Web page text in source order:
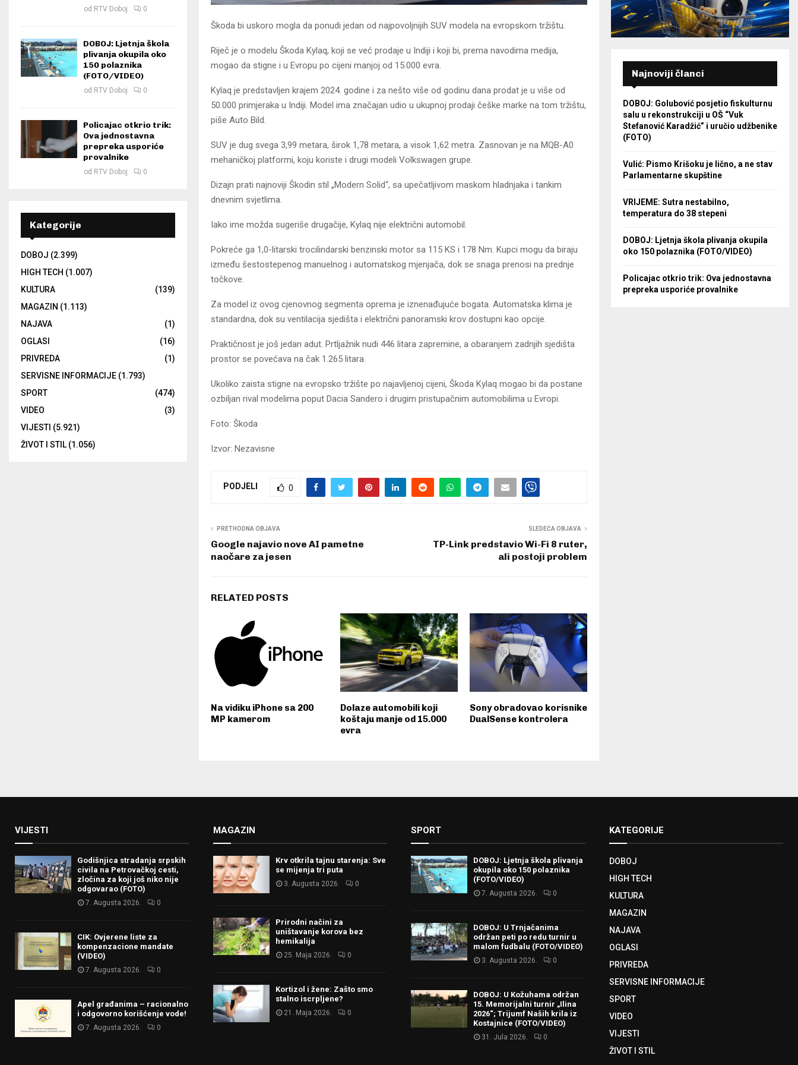
Škoda bi uskoro mogla da ponudi jedan od najpovoljnijih SUV modela na evropskom tržištu.
Riječ je o modelu Škoda Kylaq, koji se već prodaje u Indiji i koji bi, prema navodima medija,
mogao da stigne i u Evropu po cijeni manjoj od 15.000 evra.
Kylaq je predstavljen krajem 2024. godine i za nešto više od godinu dana prodat je u više od
50.000 primjeraka u Indiji. Model ima značajan udio u ukupnoj prodaji češke marke na tom tržištu,
piše Auto Bild.
SUV je dug svega 3,99 metara, širok 1,78 metara, a visok 1,62 metra. Zasnovan je na MQB-A0
mehaničkoj platformi, koju koriste i drugi modeli Volkswagen grupe.
Dizajn prati najnoviji Škodin stil „Modern Solid“, sa upečatljivom maskom hladnjaka i tankim
dnevnim svjetlima.
Iako ime možda sugeriše drugačije, Kylaq nije električni automobil.
Pokreće ga 1,0-litarski trocilindarski benzinski motor sa 115 KS i 178 Nm. Kupci mogu da biraju
između šestostepenog manuelnog i automatskog mjenjača, dok se snaga prenosi na prednje
točkove.
Za model iz ovog cjenovnog segmenta oprema je iznenađujuće bogata. Automatska klima je
standardna, dok su ventilacija sjedišta i električni panoramski krov dostupni kao opcije.
Praktičnost je još jedan adut. Prtljažnik nudi 446 litara zapremine, a obaranjem zadnjih sjedišta
prostor se povećava na čak 1.265 litara.
Ukoliko zaista stigne na evropsko tržište po najavljenoj cijeni, Škoda Kylaq mogao bi da postane
ozbiljan rival modelima poput Dacia Sandero i drugim pristupačnim automobilima u Evropi.
Foto: Škoda
Izvor: Nezavisne
PODJELI 0
PRETHODNA OBJAVA
Google najavio nove AI pametne
naočare za jesen
SLEDEĆA OBJAVA
TP-Link predstavio Wi-Fi 8 ruter,
ali postoji problem
RELATED POSTS
Na vidiku iPhone sa 200
MP kamerom
Dolaze automobili koji
koštaju manje od 15.000
evra
Sony obradovao korisnike
DualSense kontrolera
od RTV Doboj 0
DOBOJ: Ljetnja škola
plivanja okupila oko
150 polaznika
(FOTO/VIDEO)
od RTV Doboj 0
Policajac otkrio trik:
Ova jednostavna
prepreka usporiće
provalnike
od RTV Doboj 0
Kategorije
DOBOJ (2.399)
HIGH TECH (1.007)
KULTURA
(139)
MAGAZIN (1.113)
NAJAVA
(1)
OGLASI
(16)
PRIVREDA
(1)
SERVISNE INFORMACIJE (1.793)
SPORT
(474)
VIDEO
(3)
VIJESTI (5.921)
ŽIVOT I STIL(1.056)
Najnoviji članci
DOBOJ: Golubović posjetio fiskulturnu
salu u rekonstrukciji u OŠ “Vuk
Stefanović Karadžić” i uručio udžbenike
(FOTO)
Vulić: Pismo Krišoku je lično, a ne stav
Parlamentarne skupštine
VRIJEME: Sutra nestabilno,
temperatura do 38 stepeni
DOBOJ: Ljetnja škola plivanja okupila
oko 150 polaznika (FOTO/VIDEO)
Policajac otkrio trik: Ova jednostavna
prepreka usporiće provalnike
VIJESTI
Godišnjica stradanja srpskih
civila na Petrovačkoj cesti,
zločina za koji još niko nije
odgovarao (FOTO)
7. Augusta 2026. 0
CIK: Ovjerene liste za
kompenzacione mandate
(VIDEO)
7. Augusta 2026. 0
Apel građanima – racionalno
i odgovorno korišćenje vode!
7. Augusta 2026. 0
MAGAZIN
Krv otkrila tajnu starenja: Sve
se mijenja tri puta
3. Augusta 2026. 0
Prirodni načini za
uništavanje korova bez
hemikalija
25. Maja 2026. 0
Kortizol i žene: Zašto smo
stalno iscrpljene?
21. Maja 2026. 0
SPORT
DOBOJ: Ljetnja škola plivanja
okupila oko 150 polaznika
(FOTO/VIDEO)
7. Augusta 2026. 0
DOBOJ: U Trnjačanima
održan peti po redu turnir u
malom fudbalu (FOTO/VIDEO)
3. Augusta 2026. 0
DOBOJ: U Kožuhama održan
15. Memorijalni turnir „Ilina
2026“; Trijumf Naših krila iz
Kostajnice (FOTO/VIDEO)
31. Jula 2026. 0
KATEGORIJE
DOBOJ
HIGH TECH
KULTURA
MAGAZIN
NAJAVA
OGLASI
PRIVREDA
SERVISNE INFORMACIJE
SPORT
VIDEO
VIJESTI
ŽIVOT I STIL